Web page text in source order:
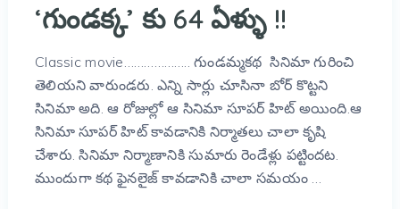
‘గుండక్క’ కు 64 ఏళ్ళు !!
Classic movie……………….. గుండమ్మకథ సినిమా గురించి
తెలియని వారుండరు. ఎన్ని సార్లు చూసినా బోర్ కొట్టని
సినిమా అది. ఆ రోజుల్లో ఆ సినిమా సూపర్ హిట్ అయింది.ఆ
సినిమా సూపర్ హిట్ కావడానికి నిర్మాతలు చాలా కృషి
చేశారు. సినిమా నిర్మాణానికి సుమారు రెండేళ్లు పట్టిందట.
ముందుగా కథ ఫైనలైజ్ కావడానికి చాలా సమయం …